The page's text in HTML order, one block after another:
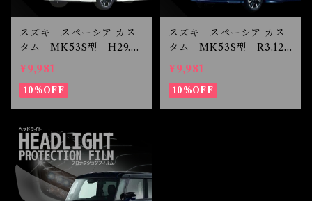
スズキ スペーシア カス
タム MK53S型 H29.12
-R2.7 ヘッドライトプロ
テクションフィルム
¥9,981
10%OFF
スズキ スペーシア カス
タム MK53S型 R3.12-
R5.10 ヘッドライトプロ
テクションフィルム
¥9,981
10%OFF